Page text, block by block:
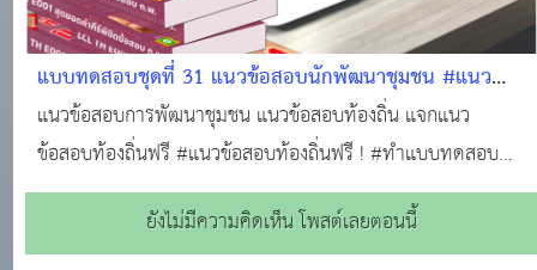
แบบทดสอบชุดที่ 31 แนวข้อสอบนักพัฒนาชุมชน #แนว
ข้อสอบออนไลน์
แนวข้อสอบการพัฒนาชุมชน แนวข้อสอบท้องถิ่น แจกแนว
ข้อสอบท้องถิ่นฟรี #แนวข้อสอบท้องถิ่นฟรี ! #ทำแบบทดสอบ
ฟรี!!! #ข้อสอบท้องถิ่นฟรี !!! #สอบบรรจุท้องถิ่น #แหล่งเรียนรู้
ของคนท้องถิ่น #ติวสอบออนไลน์ #แนวข้อสอบออนไลน์
ยังไม่มีความคิดเห็น โพสต์เลยตอนนี้